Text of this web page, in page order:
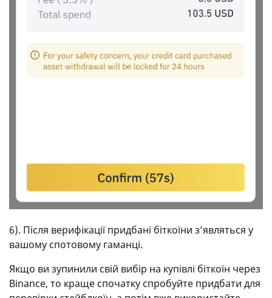
6). Після верифікації придбані біткоїни з’являться у
вашому спотовому гаманці.
Якщо ви зупинили свій вибір на купівлі біткоїн через
Binance, то краще спочатку спробуйте придбати для